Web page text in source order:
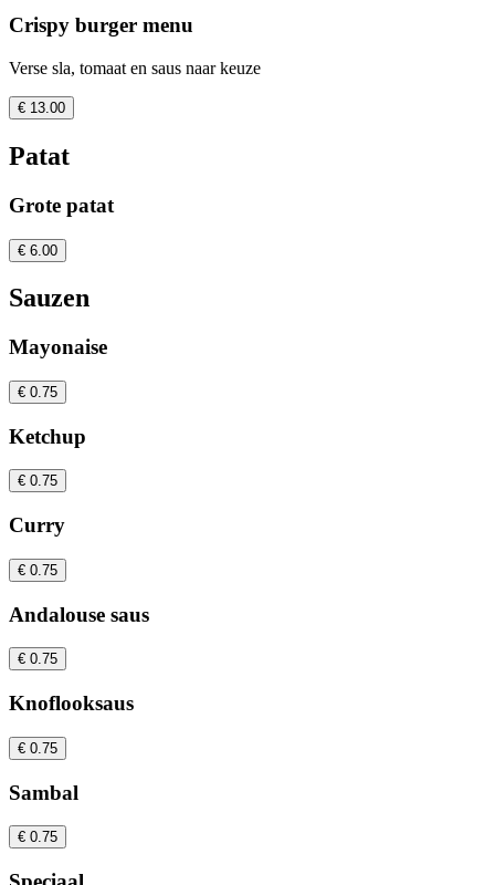
Crispy burger menu
Verse sla, tomaat en saus naar keuze
€ 13.00
Patat
Grote patat
€ 6.00
Sauzen
Mayonaise
€ 0.75
Ketchup
€ 0.75
Curry
€ 0.75
Andalouse saus
€ 0.75
Knoflooksaus
€ 0.75
Sambal
€ 0.75